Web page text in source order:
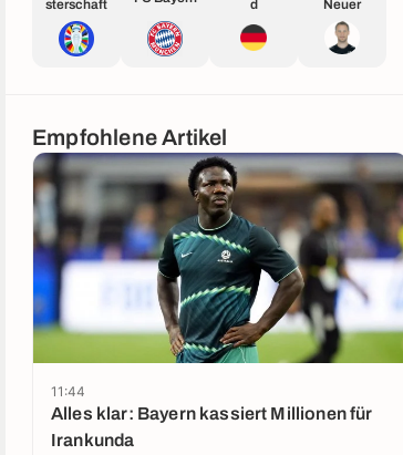
sterschaft
d
Neuer
Empfohlene Artikel
Alles klar: Bayern kassiert Millionen für
Irankunda
11:44